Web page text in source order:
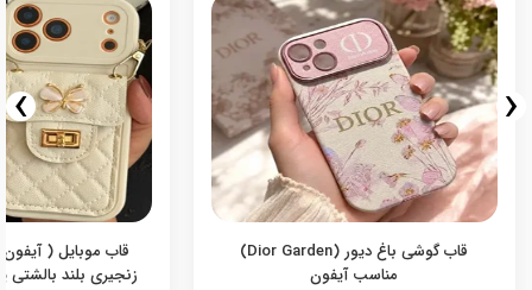
قاب گوشی باغ دیور (Dior Garden)
مناسب آیفون
قاب موبایل (
زنجیری بلند بالشتی
‹
›